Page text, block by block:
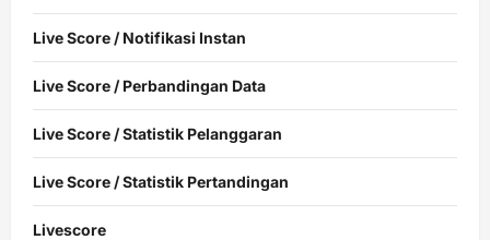
Live Score / Notifikasi Instan
Live Score / Perbandingan Data
Live Score / Statistik Pelanggaran
Live Score / Statistik Pertandingan
Livescore